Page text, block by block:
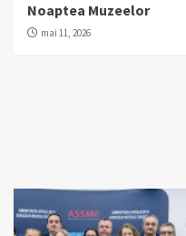
Noaptea Muzeelor
mai 11, 2026